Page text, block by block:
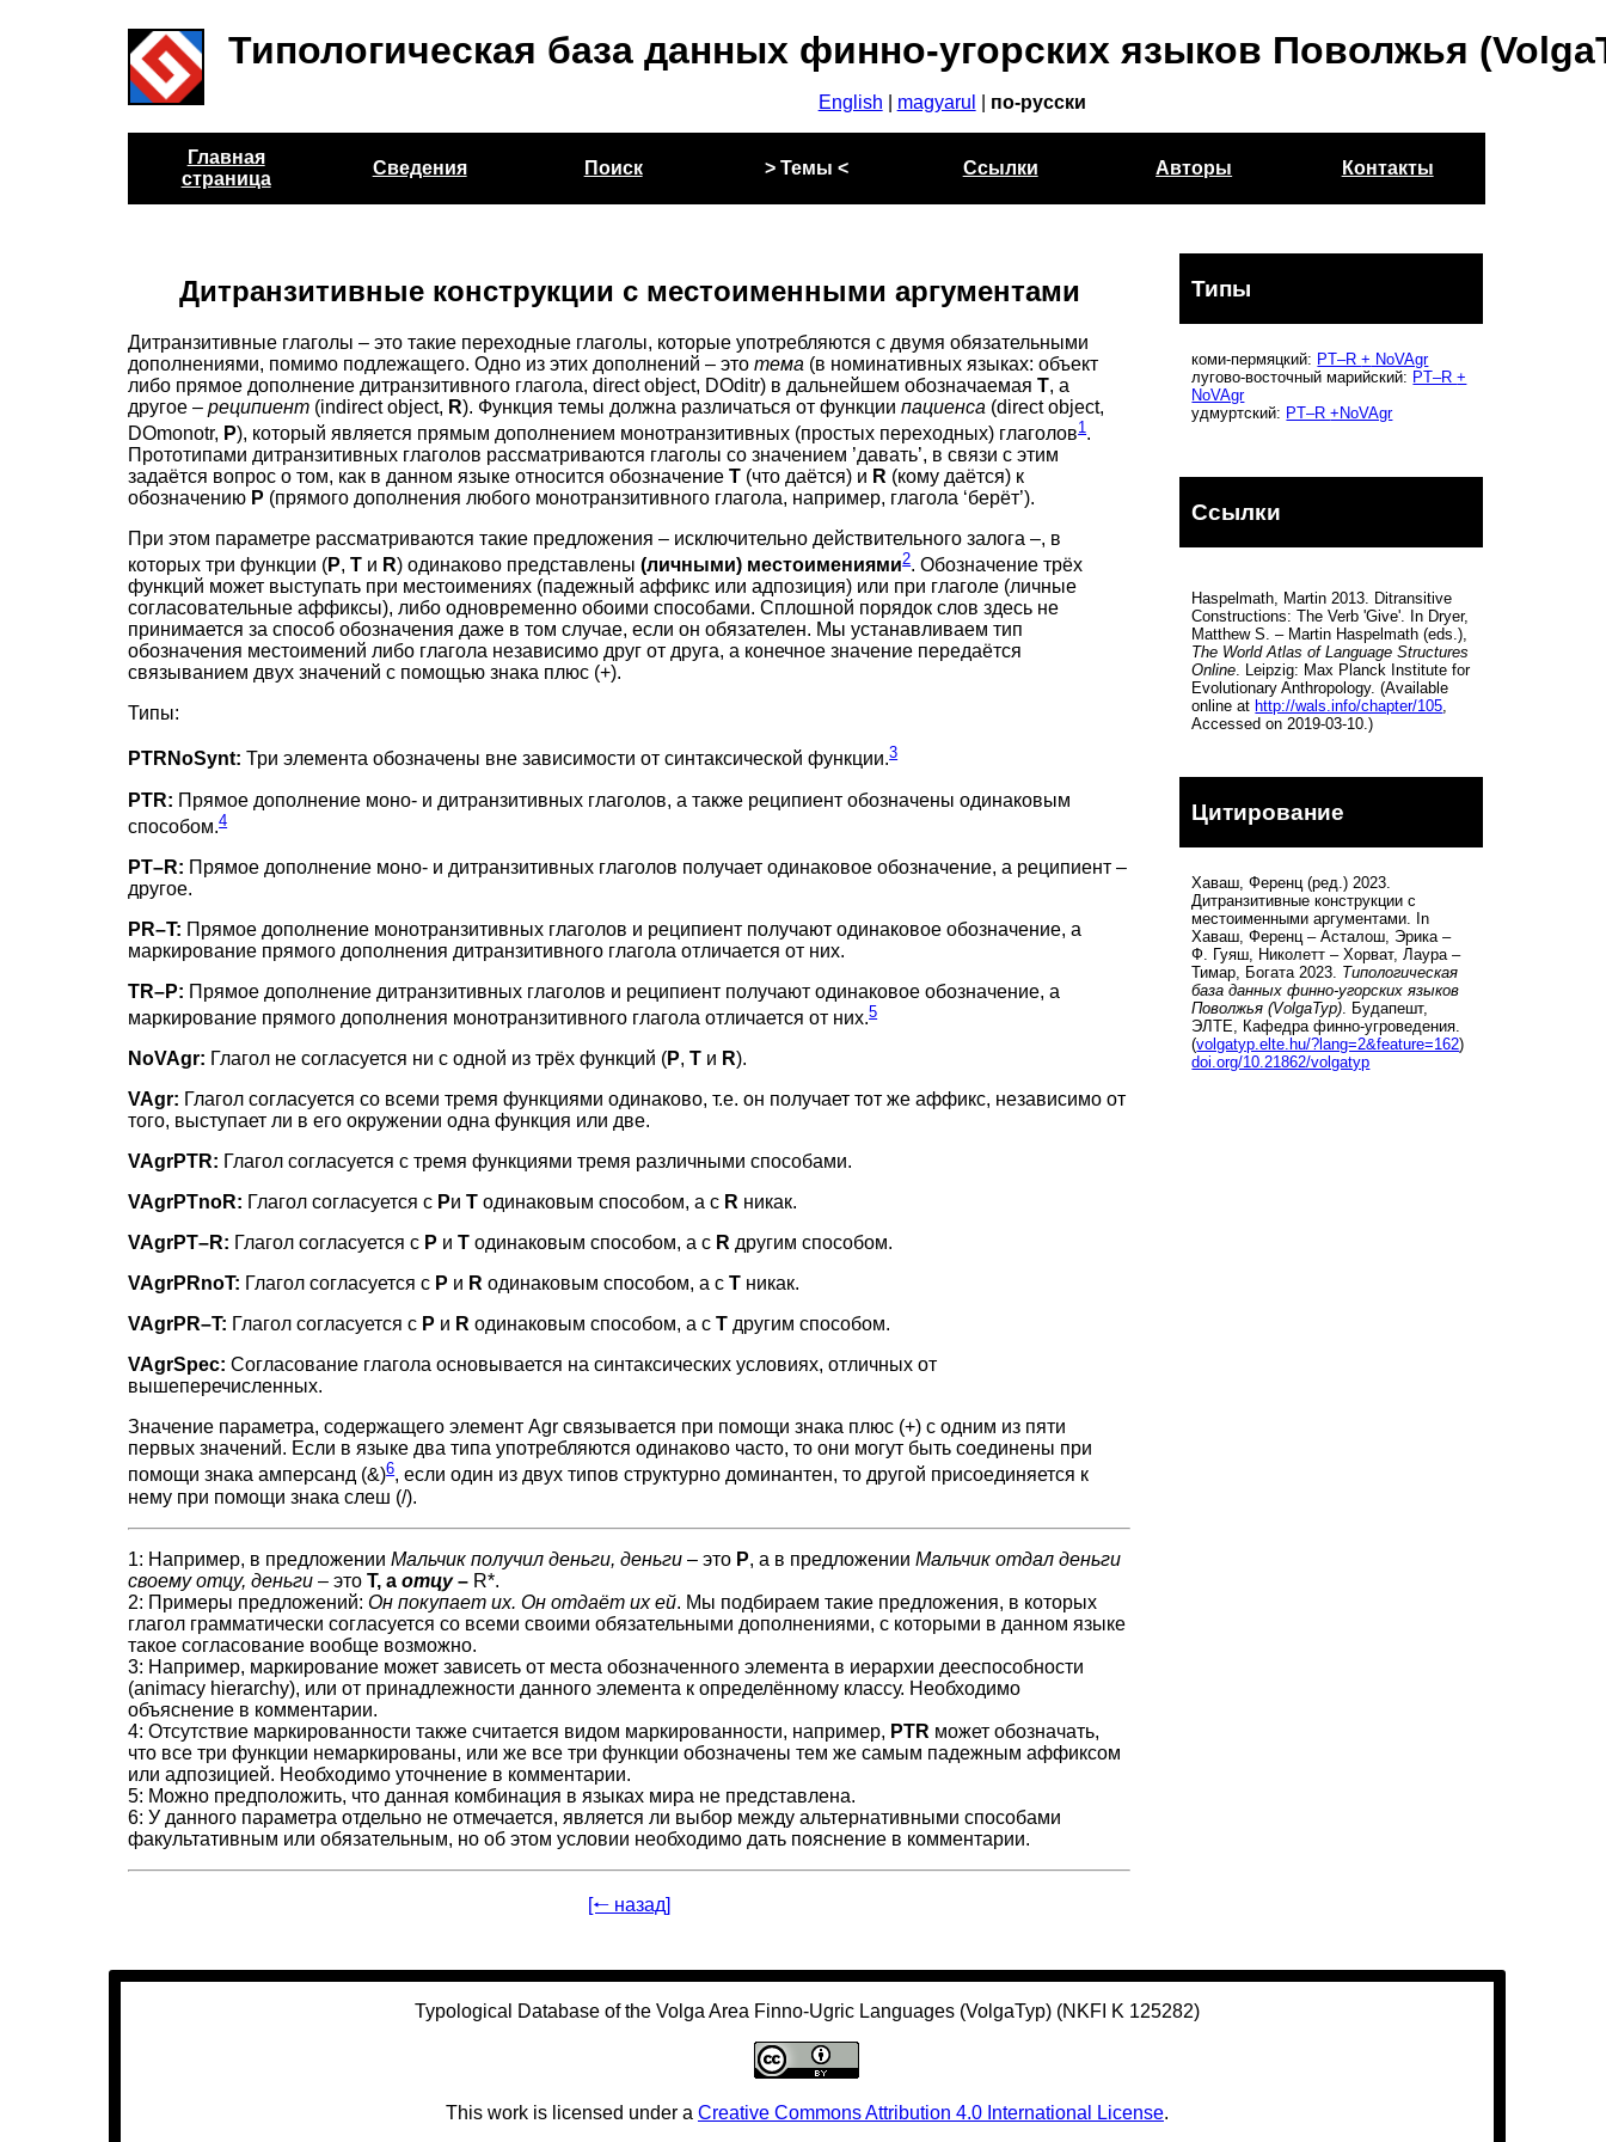
Типологическая база данных финно-угорских языков Поволжья
English magyarul по-русски
Главная
страница
Сведения Поиск > Темы < Ссылки Авторы Контакты
Дитранзитивные конструкции с местоименными аргументами
Дитранзитивные глаголы – это такие переходные глаголы, которые употребляются с двумя обязательными
дополнениями, помимо подлежащего. Одно из этих дополнений – этотема (в номинативных языках: объект
либо прямое дополнение дитранзитивного глагола, direct object, DOditr) в дальнейшем обозначаемаяT, а
другое –реципиент (indirect object, R). Функция темы должна различаться от функциипациенса (direct object,
DOmonotr, P), который является прямым дополнением монотранзитивных (простых переходных) глаголов1 .
Прототипами дитранзитивных глаголов рассматриваются глаголы со значением ’давать’, в связи с этим
задаётся вопрос о том, как в данном языке относится обозначениеT (что даётся) и R (кому даётся) к
обозначению P (прямого дополнения любого монотранзитивного глагола, например, глагола ‘берёт’).
При этом параметре рассматриваются такие предложения – исключительно действительного залога –, в
которых три функции (P,T и R) одинаково представлены(личными) местоимениями2. Обозначение трёх
функций может выступать при местоимениях (падежный аффикс или адпозиция) или при глаголе (личные
согласовательные аффиксы), либо одновременно обоими способами. Сплошной порядок слов здесь не
принимается за способ обозначения даже в том случае, если он обязателен. Мы устанавливаем тип
обозначения местоимений либо глагола независимо друг от друга, а конечное значение передаётся
связыванием двух значений с помощью знака плюс (+).
Типы:
PTRNoSynt: Три элемента обозначены вне зависимости от синтаксической функции.3
PTR: Прямое дополнение моно- и дитранзитивных глаголов, а также реципиент обозначены одинаковым
способом.4
PT–R: Прямое дополнение моно- и дитранзитивных глаголов получает одинаковое обозначение, а реципиент –
другое.
PR–T: Прямое дополнение монотранзитивных глаголов и реципиент получают одинаковое обозначение, а
маркирование прямого дополнения дитранзитивного глагола отличается от них.
TR–P: Прямое дополнение дитранзитивных глаголов и реципиент получают одинаковое обозначение, а
маркирование прямого дополнения монотранзитивного глагола отличается от них.5
NoVAgr: Глагол не согласуется ни с одной из трёх функций (P,T и R).
VAgr: Глагол согласуется со всеми тремя функциями одинаково, т.е. он получает тот же аффикс, независимо от
того, выступает ли в его окружении одна функция или две.
VAgrPTR: Глагол согласуется с тремя функциями тремя различными способами.
VAgrPTnoR: Глагол согласуется с PиT одинаковым способом, а с R никак.
VAgrPT–R: Глагол согласуется с P иT одинаковым способом, а с R другим способом.
VAgrPRnoT: Глагол согласуется с P и R одинаковым способом, а сT никак.
VAgrPR–T: Глагол согласуется с P и R одинаковым способом, а сT другим способом.
VAgrSpec: Согласование глагола основывается на синтаксических условиях, отличных от
вышеперечисленных.
Значение параметра, содержащего элемент Agr связывается при помощи знака плюс (+) с одним из пяти
первых значений. Если в языке два типа употребляются одинаково часто, то они могут быть соединены при
помощи знака амперсанд (&)6, если один из двух типов структурно доминантен, то другой присоединяется к
нему при помощи знака слеш (/).
1: Например, в предложенииМальчик получил деньги, деньги – это P, а в предложенииМальчик отдал деньги
своему отцу, деньги – этоТ, аотцу– R*.
2: Примеры предложений:Он покупает их. Он отдаёт их ей. Мы подбираем такие предложения, в которых
глагол грамматически согласуется со всеми своими обязательными дополнениями, с которыми в данном языке
такое согласование вообще возможно.
3: Например, маркирование может зависеть от места обозначенного элемента в иерархии дееспособности
(animacy hierarchy), или от принадлежности данного элемента к определённому классу. Необходимо
объяснение в комментарии.
4: Отсутствие маркированности также считается видом маркированности, например, PTR может обозначать,
что все три функции немаркированы, или же все три функции обозначены тем же самым падежным аффиксом
или адпозицией. Необходимо уточнение в комментарии.
5: Можно предположить, что данная комбинация в языках мира не представлена.
6: У данного параметра отдельно не отмечается, является ли выбор между альтернативными способами
факультативным или обязательным, но об этом условии необходимо дать пояснение в комментарии.
[🠐 назад]
Типы
коми-пермяцкий: PT–R+ NoVAgr
лугово-восточный марийский: PT–R+
NoVAgr
удмуртский: PT–R+NoVAgr
Ссылки
Haspelmath, Martin 2013. Ditransitive
Constructions: The Verb 'Give'. In Dryer,
Matthew S. – Martin Haspelmath (eds.),
The World Atlas of Language Structures
Online . Leipzig: Max Planck Institute for
Evolutionary Anthropology. (Available
online at http://wals.info/chapter/105
Accessed on 2019-03-10.)
Цитирование
Хаваш, Ференц (ред.) 2023.
Дитранзитивные конструкции с
местоименными аргументами. In
Хаваш, Ференц – Асталош, Эрика –
Ф. Гуяш, Николетт – Хорват, Лаура –
Тимар, Богата 2023. Типологическая
база данных финно-угорских языков
Поволжья (VolgaTyp). Будапешт,
ЭЛТЕ, Кафедра финно-угроведения.
(volgatyp.elte.hu/?lang=2&feature=162)
doi.org/10.21862/volgatyp
Typological Database of the Volga Area Finno-Ugric Languages (VolgaTyp) (NKFI K 125282)
This work is licensed under a Creative Commons Attribution 4.0 International License.